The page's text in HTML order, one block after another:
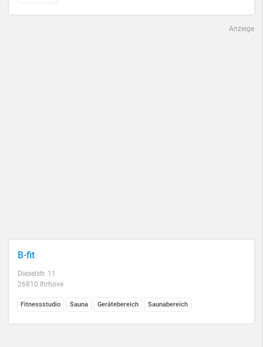
Anzeige
B-fit
Dieselstr. 11
26810 Ihrhove
Fitnessstudio Sauna Gerätebereich Saunabereich